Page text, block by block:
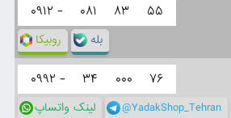
۰۹۱۲ - ۰۸۱ ۸۳ ۵۵
روبیکا بله
۰۹۹۲ - ۳۴ ۰۰۰ ۷۶
لینک واتساپ @YadakShop_Tehran